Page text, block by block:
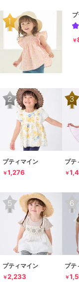
￥
プティマイン
￥1,276
プテ
￥
プティマイン
￥2,233
プテ
￥